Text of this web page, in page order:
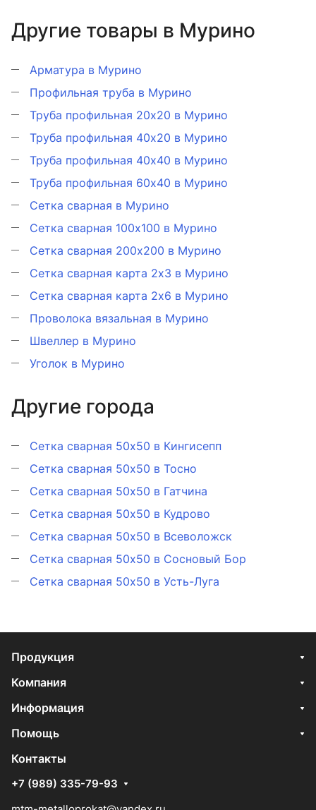
Другие товары в Мурино
Арматура в Мурино
Профильная труба в Мурино
Труба профильная 20х20 в Мурино
Труба профильная 40х20 в Мурино
Труба профильная 40х40 в Мурино
Труба профильная 60х40 в Мурино
Сетка сварная в Мурино
Сетка сварная 100х100 в Мурино
Сетка сварная 200х200 в Мурино
Сетка сварная карта 2х3 в Мурино
Сетка сварная карта 2х6 в Мурино
Проволока вязальная в Мурино
Швеллер в Мурино
Уголок в Мурино
Другие города
Сетка сварная 50x50 в Кингисепп
Сетка сварная 50x50 в Тосно
Сетка сварная 50x50 в Гатчина
Сетка сварная 50x50 в Кудрово
Сетка сварная 50x50 в Всеволожск
Сетка сварная 50x50 в Сосновый Бор
Сетка сварная 50x50 в Усть-Луга
Продукция
Компания
Информация
Помощь
Контакты
+7 (989) 335-79-93